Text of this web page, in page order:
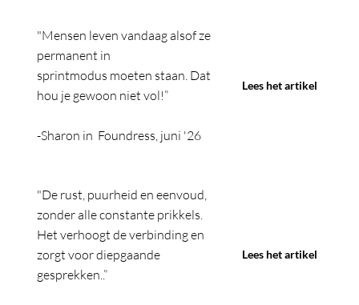
Lees het artikel
"Mensen leven vandaag alsof ze
permanent in
sprintmodus moeten staan. Dat
hou je gewoon niet vol!”
-Sharon in Foundress, juni '26
Lees het artikel
"De rust, puurheid en eenvoud,
zonder alle constante prikkels.
Het verhoogt de verbinding en
zorgt voor diepgaande
gesprekken..”